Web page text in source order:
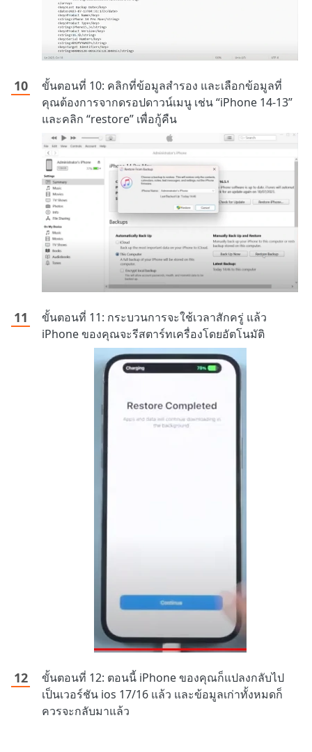
ขั้นตอนที่ 10: คลิกที่ข้อมูลสำรอง และเลือกข้อมูลที่
คุณต้องการจากดรอปดาวน์เมนู เช่น “iPhone 14-13”
และคลิก “restore” เพื่อกู้คืน
ขั้นตอนที่ 11: กระบวนการจะใช้เวลาสักครู่ แล้ว
iPhone ของคุณจะรีสตาร์ทเครื่องโดยอัตโนมัติ
ขั้นตอนที่ 12: ตอนนี้ iPhone ของคุณก็แปลงกลับไป
เป็นเวอร์ชัน ios 17/16 แล้ว และข้อมูลเก่าทั้งหมดก็
ควรจะกลับมาแล้ว